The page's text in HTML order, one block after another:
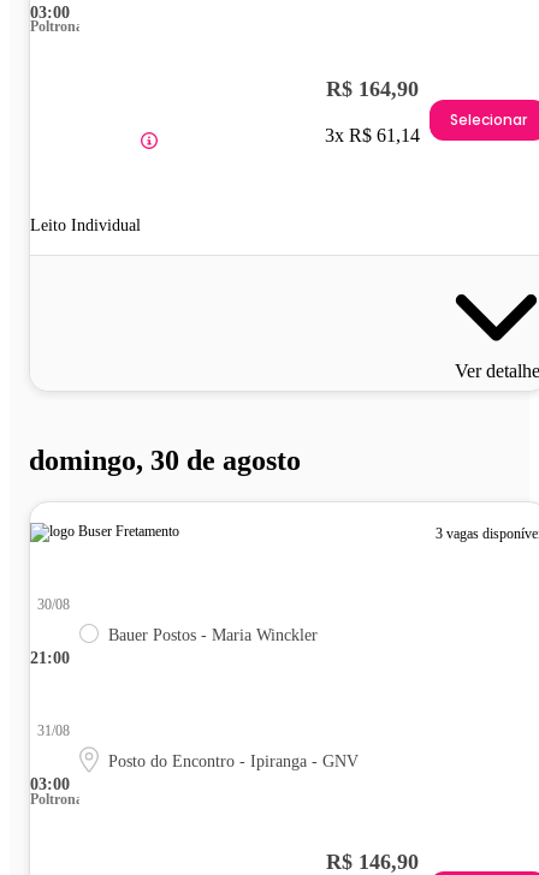
03:00
Poltrona
Leito Individual
R$ 164,90
3x R$ 61,14
Selecionar
Ver
domingo, 30 de agosto
3 vagas
21:00
30/08
Bauer Postos - Maria Winckler
03:00
31/08
Posto do Encontro - Ipiranga - GNV
Poltrona
R$ 146,90